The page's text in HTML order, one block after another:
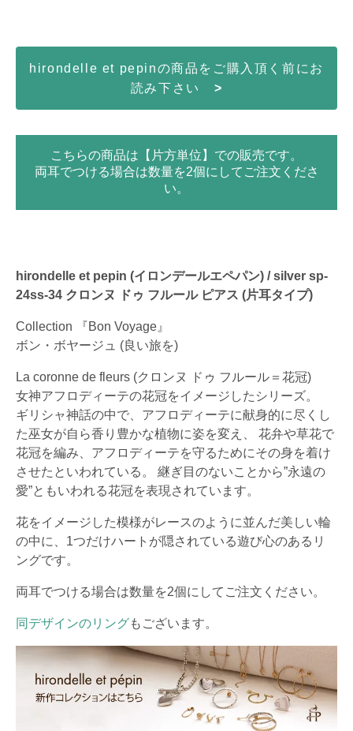
hirondelle et pepinの商品をご購入頂く前にお
読み下さい >
こちらの商品は【片方単位】での販売です。
両耳でつける場合は数量を2個にしてご注文くださ
い。
hirondelle et pepin (イロンデールエペパン) / silver sp-
24ss-34 クロンヌ ドゥ フルール ピアス (片耳タイプ)
Collection 『Bon Voyage』
ボン・ボヤージュ (良い旅を)
La coronne de fleurs (クロンヌ ドゥ フルール＝花冠)
女神アフロディーテの花冠をイメージしたシリーズ。
ギリシャ神話の中で、アフロディーテに献身的に尽くし
た巫女が自ら香り豊かな植物に姿を変え、 花弁や草花で
花冠を編み、アフロディーテを守るためにその身を着け
させたといわれている。 継ぎ目のないことから”永遠の
愛”ともいわれる花冠を表現されています。
花をイメージした模様がレースのように並んだ美しい輪
の中に、1つだけハートが隠されている遊び心のあるリ
ングです。
両耳でつける場合は数量を2個にしてご注文ください。
同デザインのリングもございます。